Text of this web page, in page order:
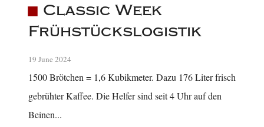
Classic Week
Frühstückslogistik
19 June 2024
1500 Brötchen = 1,6 Kubikmeter. Dazu 176 Liter frisch
gebrühter Kaffee. Die Helfer sind seit 4 Uhr auf den
Beinen...